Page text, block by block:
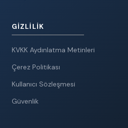
GIZLILIK
KVKK Aydınlatma Metinleri
Çerez Politikası
Kullanıcı Sözleşmesi
Güvenlik